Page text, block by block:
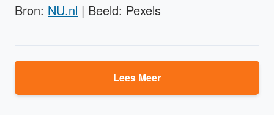
Bron: NU.nl | Beeld: Pexels
Lees Meer